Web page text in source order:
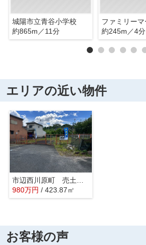
城陽市立青谷小学校
約865m／11分
約245m／4分
エリアの近い物件
980万円 / 423.87㎡
お客様の声